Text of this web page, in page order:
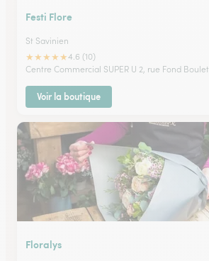
Festi Flore
St Savinien
★★★★★4.6 (10)
Centre Commercial SUPER U 2, rue Fond Boulet
Voir la boutique
Floralys